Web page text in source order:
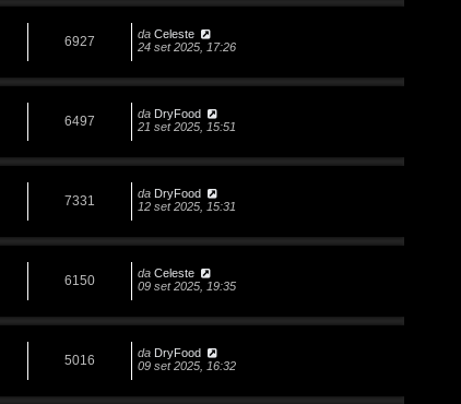
6927 da Celeste
24 set 2025, 17:26
6497 da DryFood
21 set 2025, 15:51
7331 da DryFood
12 set 2025, 15:31
6150 da Celeste
09 set 2025, 19:35
5016 da DryFood
09 set 2025, 16:32